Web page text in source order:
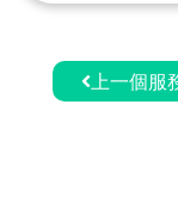
上一個服